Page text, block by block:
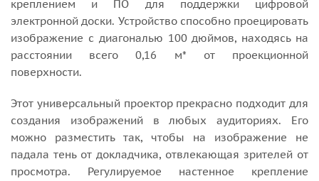
креплением и ПО для поддержки цифровой
электронной доски. Устройство способно проецировать
изображение с диагональю 100 дюймов, находясь на
расстоянии всего 0,16 м* от проекционной
поверхности.
Этот универсальный проектор прекрасно подходит для
создания изображений в любых аудиториях. Его
можно разместить так, чтобы на изображение не
падала тень от докладчика, отвлекающая зрителей от
просмотра. Регулируемое настенное крепление